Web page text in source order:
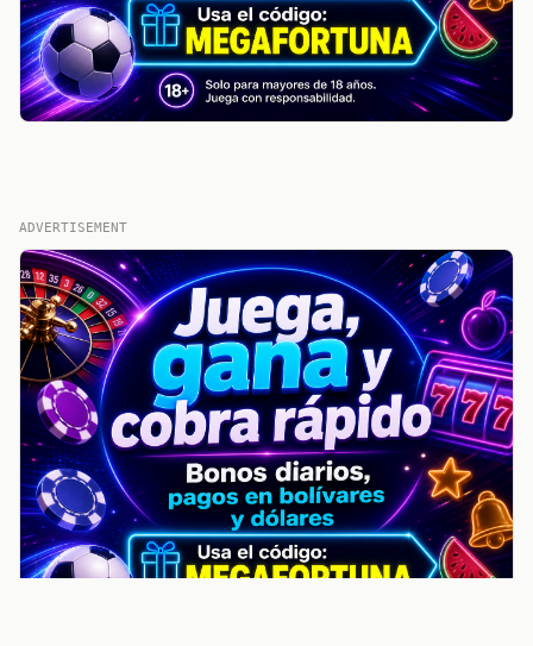
ADVERTISEMENT